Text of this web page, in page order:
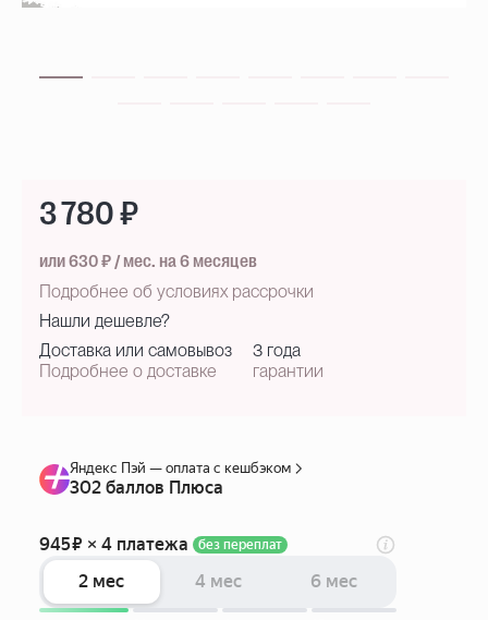
3 780 ₽
или 630 ₽ / мес. на 6 месяцев
Подробнее об условиях рассрочки
Нашли дешевле?
Доставка или самовывоз
Подробнее о доставке
3 года
гарантии